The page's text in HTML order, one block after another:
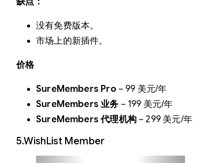
没有免费版本。
市场上的新插件。
价格
SureMembers Pro – 99 美元/年
SureMembers 业务 – 199 美元/年
SureMembers 代理机构 – 299 美元/年
5.WishList Member